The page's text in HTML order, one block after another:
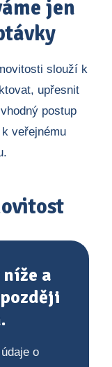
jen
slouží k
upřesnit
postup
veřejnému
a
o